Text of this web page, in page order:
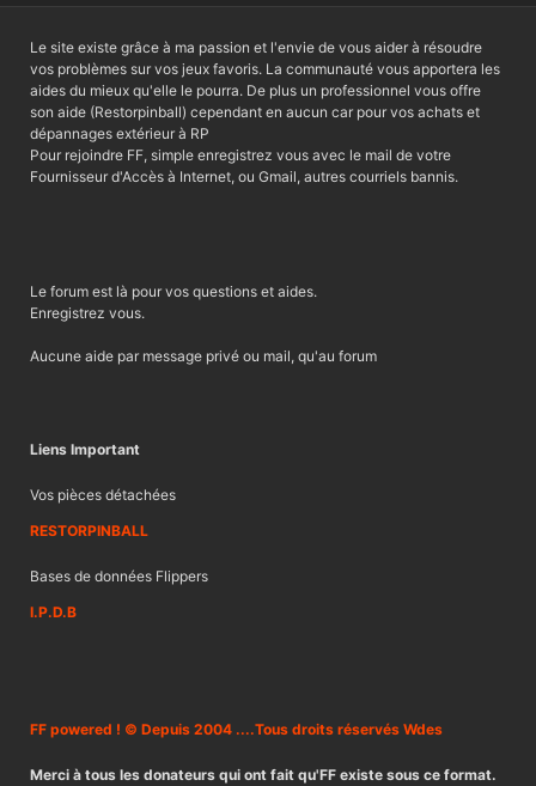
Le site existe grâce à ma passion et l'envie de vous aider à résoudre
vos problèmes sur vos jeux favoris. La communauté vous apportera les
aides du mieux qu'elle le pourra. De plus un professionnel vous offre
son aide (Restorpinball) cependant en aucun car pour vos achats et
dépannages extérieur à RP
Pour rejoindre FF, simple enregistrez vous avec le mail de votre
Fournisseur d'Accès à Internet, ou Gmail, autres courriels bannis.
Le forum est là pour vos questions et aides.
Enregistrez vous.
Aucune aide par message privé ou mail, qu'au forum
Liens Important
Vos pièces détachées
RESTORPINBALL
Bases de données Flippers
I.P.D.B
FF powered ! © Depuis 2004 ....Tous droits réservés Wdes
Merci à tous les donateurs qui ont fait qu'FF existe sous ce format.